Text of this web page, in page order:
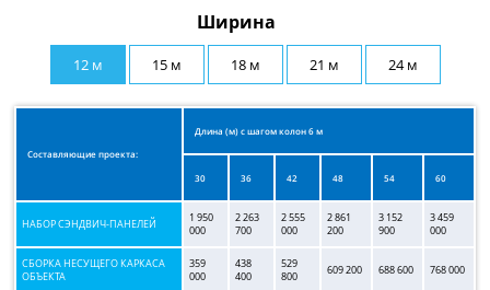
Ширина
12 м 15 м 18 м 21 м 24 м
Составляющие проекта:
Длина (м) с шагом колон 6 м
30 36 42 48 54 60
НАБОР СЭНДВИЧ-ПАНЕЛЕЙ
1 950
000
2 263
700
2 555
000
2 861
200
3 152
900
3 459
000
СБОРКА НЕСУЩЕГО КАРКАСА
ОБЪЕКТА
359
000
438
400
529
800
609 200 688 600 768 000